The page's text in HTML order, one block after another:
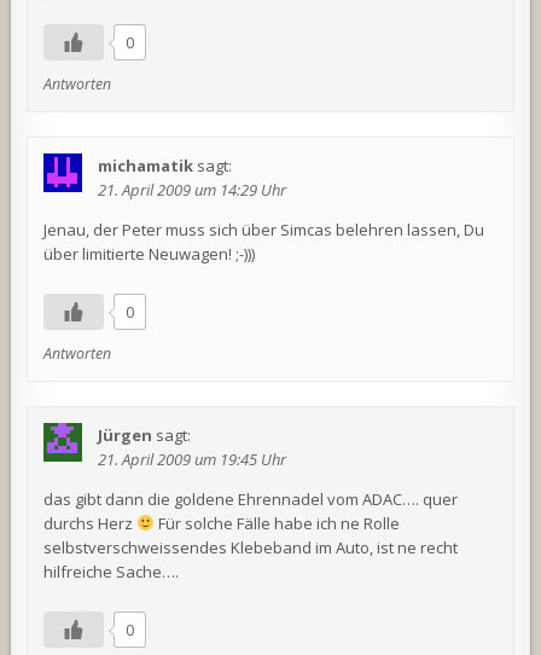
0
Antworten
michamatik sagt:
21. April 2009 um 14:29 Uhr
Jenau, der Peter muss sich über Simcas belehren lassen, Du
über limitierte Neuwagen! ;-)))
0
Antworten
Jürgen sagt:
21. April 2009 um 19:45 Uhr
das gibt dann die goldene Ehrennadel vom ADAC…. quer
durchs Herz
Für solche Fälle habe ich ne Rolle
selbstverschweissendes Klebeband im Auto, ist ne recht
hilfreiche Sache….
0